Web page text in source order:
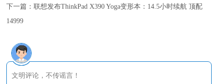
下一篇：联想发布ThinkPad X390 Yoga变形本：14.5小时续航 顶配
14999